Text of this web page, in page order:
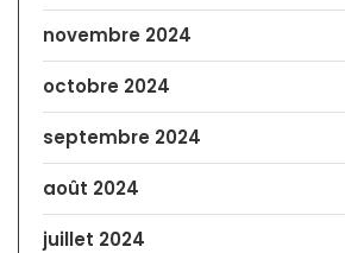
novembre 2024
octobre 2024
septembre 2024
août 2024
juillet 2024